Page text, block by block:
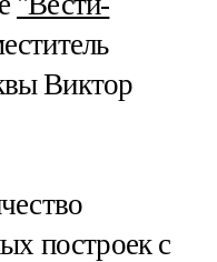
Виктор
построек с